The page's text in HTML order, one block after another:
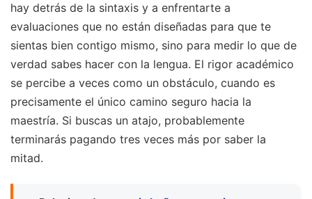
hay detrás de la sintaxis y a enfrentarte a
evaluaciones que no están diseñadas para que te
sientas bien contigo mismo, sino para medir lo que de
verdad sabes hacer con la lengua. El rigor académico
se percibe a veces como un obstáculo, cuando es
precisamente el único camino seguro hacia la
maestría. Si buscas un atajo, probablemente
terminarás pagando tres veces más por saber la
mitad.